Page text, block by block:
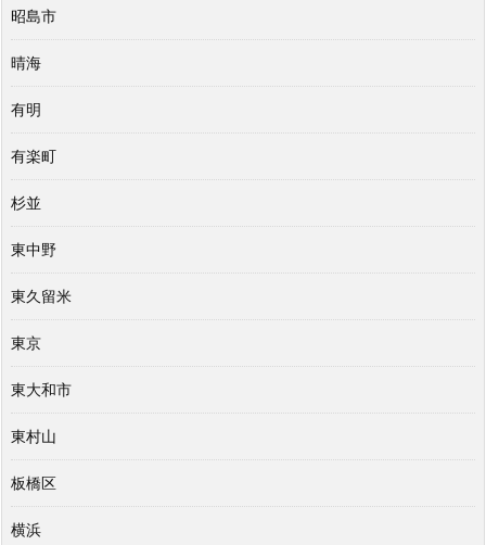
昭島市
晴海
有明
有楽町
杉並
東中野
東久留米
東京
東大和市
東村山
板橋区
横浜